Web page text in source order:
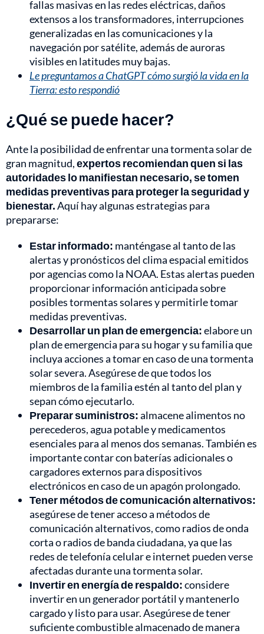
fallas masivas en las redes eléctricas, daños
extensos a los transformadores, interrupciones
generalizadas en las comunicaciones y la
navegación por satélite, además de auroras
visibles en latitudes muy bajas.
Le preguntamos a ChatGPT cómo surgió la vida en la
Tierra: esto respondió
¿Qué se puede hacer?
Ante la posibilidad de enfrentar una tormenta solar de
gran magnitud,expertos recomiendan quen si las
autoridades lo manifiestan necesario, se tomen
medidas preventivas para proteger la seguridad y
bienestar.Aquí hay algunas estrategias para
prepararse:
Estar informado: manténgase al tanto de las
alertas y pronósticos del clima espacial emitidos
por agencias como la NOAA. Estas alertas pueden
proporcionar información anticipada sobre
posibles tormentas solares y permitirle tomar
medidas preventivas.
Desarrollar un plan de emergencia:elabore un
plan de emergencia para su hogar y su familia que
incluya acciones a tomar en caso de una tormenta
solar severa. Asegúrese de que todos los
miembros de la familia estén al tanto del plan y
sepan cómo ejecutarlo.
Preparar suministros:almacene alimentos no
perecederos, agua potable y medicamentos
esenciales para al menos dos semanas. También es
importante contar con baterías adicionales o
cargadores externos para dispositivos
electrónicos en caso de un apagón prolongado.
Tener métodos de comunicación alternativos:
asegúrese de tener acceso a métodos de
comunicación alternativos, como radios de onda
corta o radios de banda ciudadana, ya que las
redes de telefonía celular e internet pueden verse
afectadas durante una tormenta solar.
Invertir en energía de respaldo:considere
invertir en un generador portátil y mantenerlo
cargado y listo para usar. Asegúrese de tener
suficiente combustible almacenado de manera